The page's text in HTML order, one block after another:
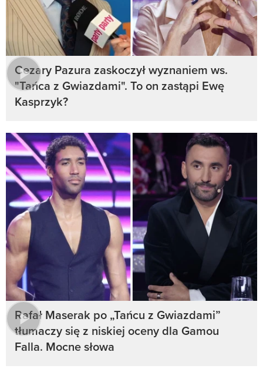
Cezary Pazura zaskoczył wyznaniem ws.
"Tańca z Gwiazdami". To on zastąpi Ewę
Kasprzyk?
Rafał Maserak po „Tańcu z Gwiazdami”
tłumaczy się z niskiej oceny dla Gamou
Falla. Mocne słowa